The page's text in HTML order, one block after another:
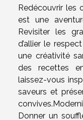
Redécouvrir les
est une
Revisiter les
d’allier le
une créativité
des recettes
laissez-vous
saveurs et
Donner un